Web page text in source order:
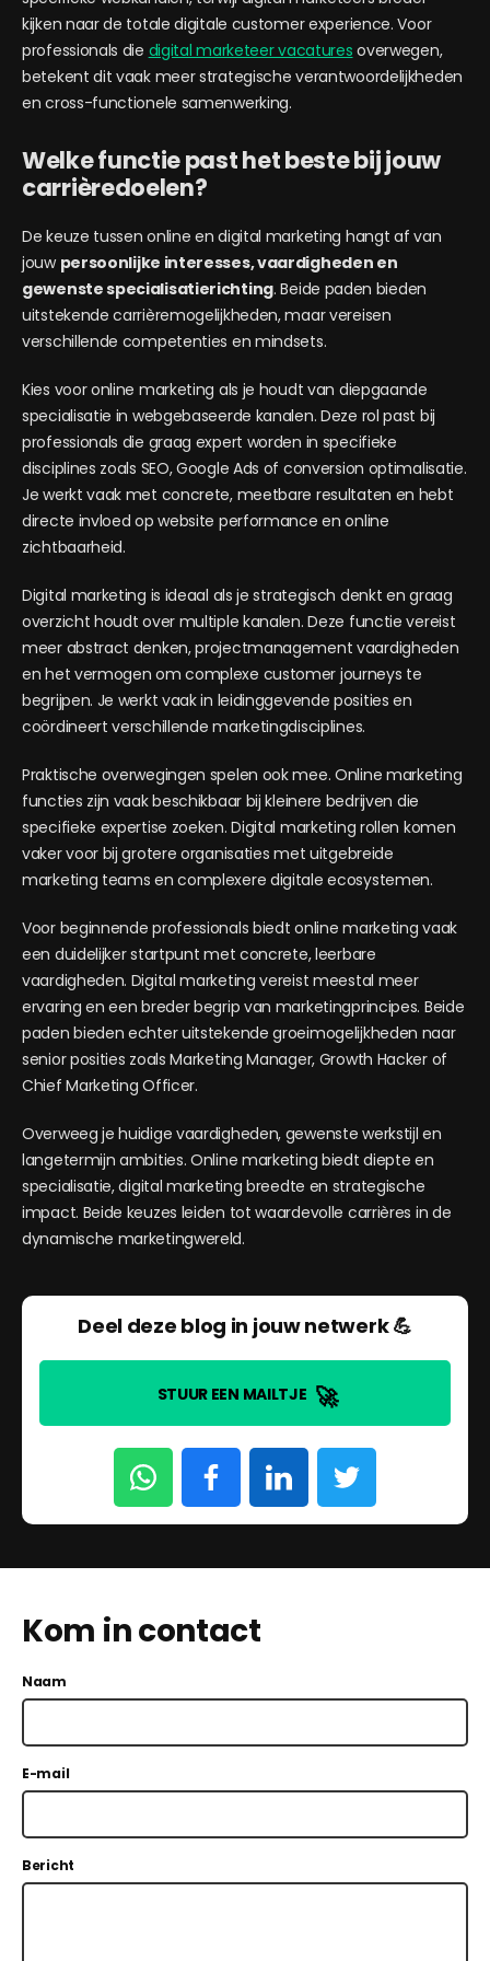
kijken naar de totale digitale customer experience. Voor
professionals die digital marketeer vacatures overwegen,
betekent dit vaak meer strategische verantwoordelijkheden
en cross-functionele samenwerking.
Welke functie past het beste bij jouw
carrièredoelen?
De keuze tussen online en digital marketing hangt af van
jouw persoonlijke interesses, vaardigheden en
gewenste specialisatierichting. Beide paden bieden
uitstekende carrièremogelijkheden, maar vereisen
verschillende competenties en mindsets.
Kies voor online marketing als je houdt van diepgaande
specialisatie in webgebaseerde kanalen. Deze rol past bij
professionals die graag expert worden in specifieke
disciplines zoals SEO, Google Ads of conversion optimalisatie.
Je werkt vaak met concrete, meetbare resultaten en hebt
directe invloed op website performance en online
zichtbaarheid.
Digital marketing is ideaal als je strategisch denkt en graag
overzicht houdt over multiple kanalen. Deze functie vereist
meer abstract denken, projectmanagement vaardigheden
en het vermogen om complexe customer journeys te
begrijpen. Je werkt vaak in leidinggevende posities en
coördineert verschillende marketingdisciplines.
Praktische overwegingen spelen ook mee. Online marketing
functies zijn vaak beschikbaar bij kleinere bedrijven die
specifieke expertise zoeken. Digital marketing rollen komen
vaker voor bij grotere organisaties met uitgebreide
marketing teams en complexere digitale ecosystemen.
Voor beginnende professionals biedt online marketing vaak
een duidelijker startpunt met concrete, leerbare
vaardigheden. Digital marketing vereist meestal meer
ervaring en een breder begrip van marketingprincipes. Beide
paden bieden echter uitstekende groeimogelijkheden naar
senior posities zoals Marketing Manager, Growth Hacker of
Chief Marketing Officer.
Overweeg je huidige vaardigheden, gewenste werkstijl en
langetermijn ambities. Online marketing biedt diepte en
specialisatie, digital marketing breedte en strategische
impact. Beide keuzes leiden tot waardevolle carrières in de
dynamische marketingwereld.
Deel deze blog in jouw netwerk 💪
STUUR EEN MAILTJE 🚀
Kom in contact
Naam
E-mail
Bericht